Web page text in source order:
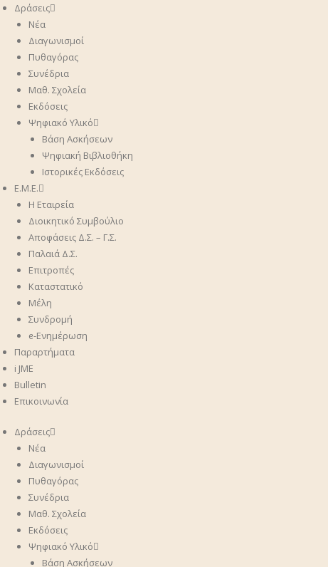
Δράσεις
Νέα
Διαγωνισμοί
Πυθαγόρας
Συνέδρια
Μαθ. Σχολεία
Εκδόσεις
Ψηφιακό Υλικό
Βάση Ασκήσεων
Ψηφιακή Βιβλιοθήκη
Ιστορικές Εκδόσεις
Ε.Μ.Ε.
Η Εταιρεία
Διοικητικό Συμβούλιο
Αποφάσεις Δ.Σ. – Γ.Σ.
Παλαιά Δ.Σ.
Επιτροπές
Καταστατικό
Μέλη
Συνδρομή
ᧉ-Ενημέρωση
Παραρτήματα
i JME
Bulletin
Επικοινωνία
Δράσεις
Νέα
Διαγωνισμοί
Πυθαγόρας
Συνέδρια
Μαθ. Σχολεία
Εκδόσεις
Ψηφιακό Υλικό
Βάση Ασκήσεων